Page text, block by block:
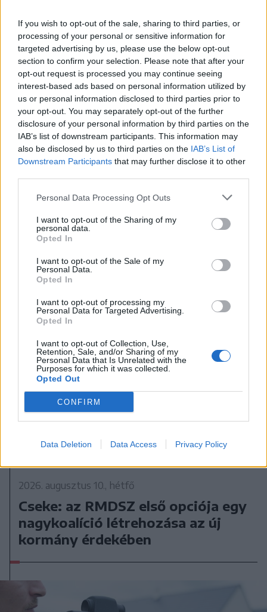
If you wish to opt-out of the sale, sharing to third parties, or
processing of your personal or sensitive information for
targeted advertising by us, please use the below opt-out
section to confirm your selection. Please note that after your
opt-out request is processed you may continue seeing
interest-based ads based on personal information utilized by
us or personal information disclosed to third parties prior to
your opt-out. You may separately opt-out of the further
disclosure of your personal information by third parties on the
IAB’s list of downstream participants. This information may
also be disclosed by us to third parties on the IAB’s List of
Downstream Participants that may further disclose it to other
Personal Data Processing Opt Outs
I want to opt-out of the Sharing of my
personal data.
Opted In
I want to opt-out of the Sale of my
Personal Data.
Opted In
I want to opt-out of processing my
Personal Data for Targeted Advertising.
Opted In
I want to opt-out of Collection, Use,
Retention, Sale, and/or Sharing of my
Personal Data that Is Unrelated with the
Purposes for which it was collected.
Opted Out
CONFIRM
Data Deletion Data Access Privacy Policy
2026. augusztus 10., hétfő
Látásjavítás alvás közben: az
éjszakai kontaktlencséről
2026. augusztus 10., hétfő
Cseke: az RMDSZ első opciója egy
nagykoalíció létrehozása az új
kormány érdekében